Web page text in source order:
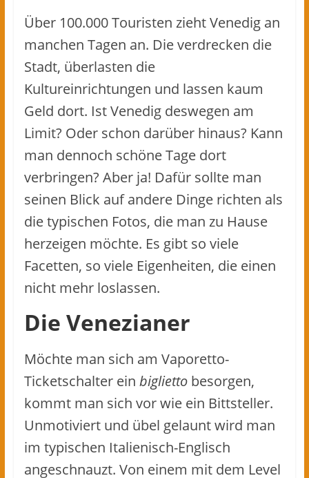
Über 100.000 Touristen zieht Venedig an
manchen Tagen an. Die verdrecken die
Stadt, überlasten die
Kultureinrichtungen und lassen kaum
Geld dort. Ist Venedig deswegen am
Limit? Oder schon darüber hinaus? Kann
man dennoch schöne Tage dort
verbringen? Aber ja! Dafür sollte man
seinen Blick auf andere Dinge richten als
die typischen Fotos, die man zu Hause
herzeigen möchte. Es gibt so viele
Facetten, so viele Eigenheiten, die einen
nicht mehr loslassen.
Die Venezianer
Möchte man sich am Vaporetto-
Ticketschalter ein bigliettobesorgen,
kommt man sich vor wie ein Bittsteller.
Unmotiviert und übel gelaunt wird man
im typischen Italienisch-Englisch
angeschnauzt. Von einem mit dem Level